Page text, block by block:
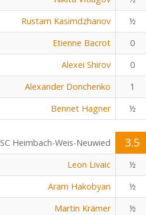
Rustam Kasimdzhanov ½
Etienne Bacrot 0
Alexei Shirov 0
Alexander Donchenko 1
Bennet Hagner ½
SC Heimbach-Weis-Neuwied 3.5
Leon Livaic ½
Aram Hakobyan ½
Martin Krämer ½